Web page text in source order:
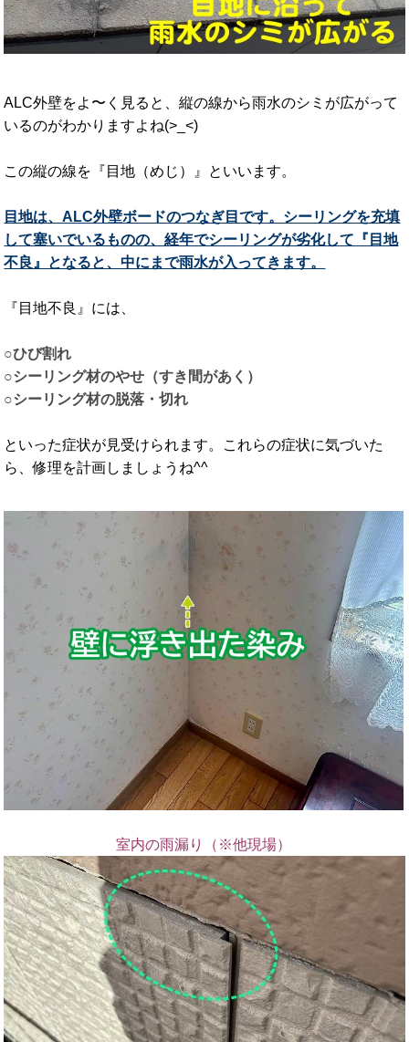
ALC外壁をよ〜く見ると、縦の線から雨水のシミが広がって
いるのがわかりますよね(>_<)
この縦の線を『目地（めじ）』といいます。
目地は、ALC外壁ボードのつなぎ目です。シーリングを充填
して塞いでいるものの、経年でシーリングが劣化して『目地
不良』となると、中にまで雨水が入ってきます。
『目地不良』には、
○ひび割れ
○シーリング材のやせ（すき間があく）
○シーリング材の脱落・切れ
といった症状が見受けられます。これらの症状に気づいた
ら、修理を計画しましょうね^^
室内の雨漏り（※他現場）